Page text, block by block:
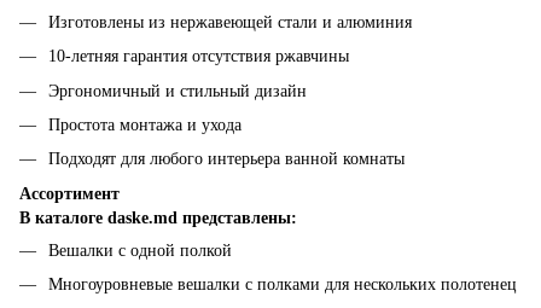
Изготовлены из нержавеющей стали и алюминия
10-летняя гарантия отсутствия ржавчины
Эргономичный и стильный дизайн
Простота монтажа и ухода
Подходят для любого интерьера ванной комнаты
Ассортимент
В каталоге daske.md представлены:
Вешалки с одной полкой
Многоуровневые вешалки с полками для нескольких полотенец